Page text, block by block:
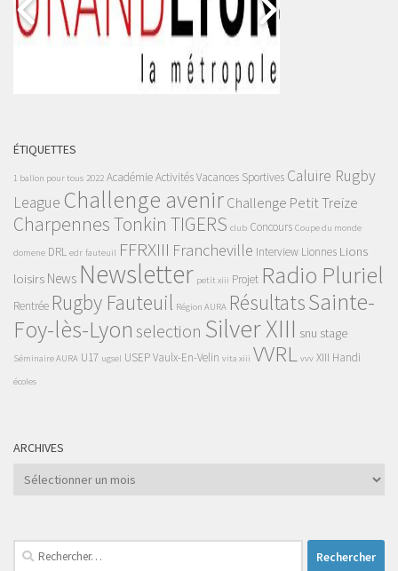
ÉTIQUETTES
1 ballon pour tous 2022 AcadémieActivités Vacances Sportives Caluire Rugby
League Challenge avenirChallenge Petit Treize
Charpennes Tonkin TIGERS club Concours Coupe du monde
domene DRL edr fauteuil FFRXIII Francheville Interview Lionnes Lions
loisirs News Newsletter petit xiii Projet Radio Pluriel
Rentrée Rugby Fauteuil Région AURA RésultatsSainte-
Foy-lès-Lyon selection Silver XIII snu stage
Séminaire AURA U17 ugsel USEPVaulx-En-Velin vita xiii VVRL vvv XIII Handi
écoles
ARCHIVES
Archives
Rechercher :